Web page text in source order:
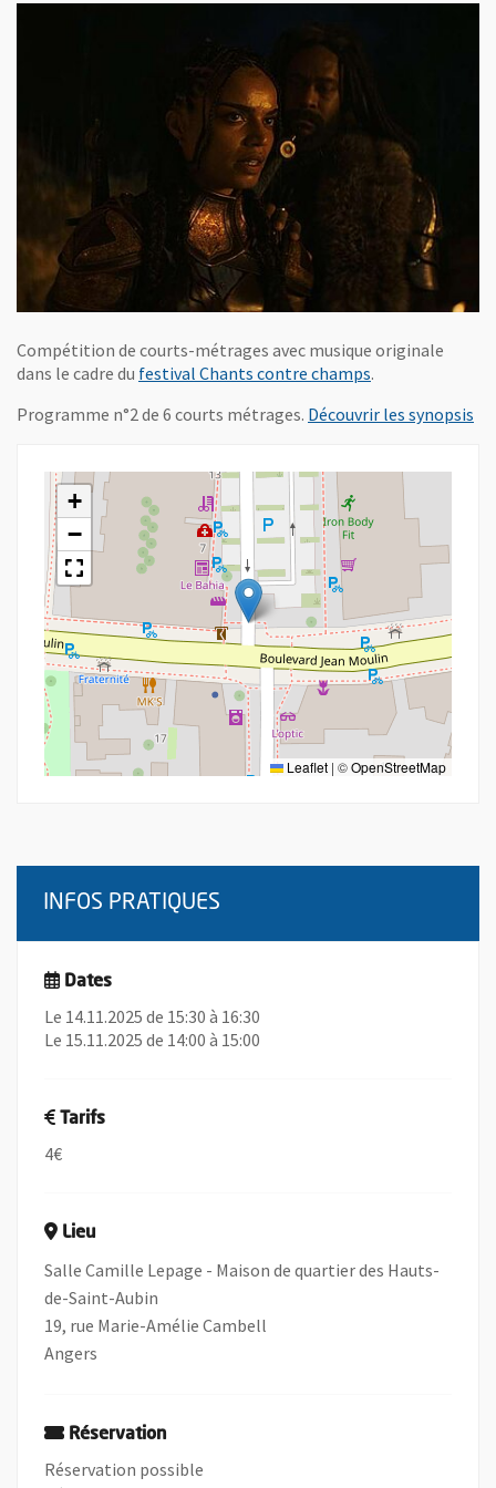
Compétition de courts-métrages avec musique originale
dans le cadre du festival Chants contre champs, Ouvre une
.
Programme n°2 de 6 courts métrages. Découvrir les synopsis
+
−
Leaflet | ©OpenStreetMap
INFOS PRATIQUES
Dates
Le 14.11.2025 de 15:30 à 16:30
Le 15.11.2025 de 14:00 à 15:00
Tarifs
4€
Lieu
Salle Camille Lepage - Maison de quartier des Hauts-
de-Saint-Aubin
19, rue Marie-Amélie Cambell
Angers
Réservation
Réservation possible